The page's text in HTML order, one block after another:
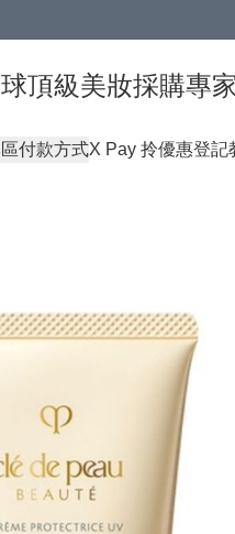
頂級美妝採購專家
付款方式X Pay 拎優惠登記